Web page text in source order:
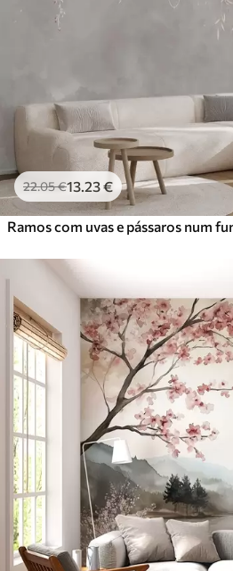
22.05€13 .23€